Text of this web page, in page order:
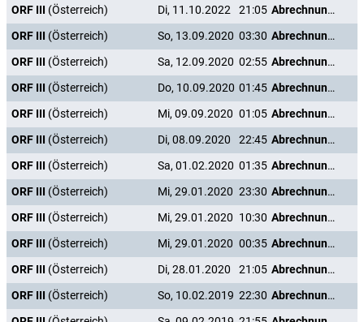
ORF III (Österreich) Di, 11.10.2022 21:05
Abrechnung mit einer Dynastie: Die Habsburger nach 1918
ORF III (Österreich) So, 13.09.2020 03:30
Abrechnung mit einer Dynastie: Die Habsburger nach 1918
ORF III (Österreich) Sa, 12.09.2020 02:55
Abrechnung mit einer Dynastie: Die Habsburger nach 1918
ORF III (Österreich) Do, 10.09.2020 01:45
Abrechnung mit einer Dynastie: Die Habsburger nach 1918
ORF III (Österreich) Mi, 09.09.2020 01:05
Abrechnung mit einer Dynastie: Die Habsburger nach 1918
ORF III (Österreich) Di, 08.09.2020 22:45
Abrechnung mit einer Dynastie: Die Habsburger nach 1918
ORF III (Österreich) Sa, 01.02.2020 01:35
Abrechnung mit einer Dynastie: Die Habsburger nach 1918
ORF III (Österreich) Mi, 29.01.2020 23:30
Abrechnung mit einer Dynastie: Die Habsburger nach 1918
ORF III (Österreich) Mi, 29.01.2020 10:30
Abrechnung mit einer Dynastie: Die Habsburger nach 1918
ORF III (Österreich) Mi, 29.01.2020 00:35
Abrechnung mit einer Dynastie: Die Habsburger nach 1918
ORF III (Österreich) Di, 28.01.2020 21:05
Abrechnung mit einer Dynastie: Die Habsburger nach 1918
ORF III (Österreich) So, 10.02.2019 22:30
Abrechnung mit einer Dynastie: Die Habsburger nach 1918